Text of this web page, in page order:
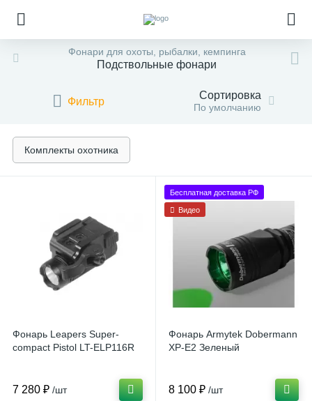
Фонари для охоты, рыбалки, кемпинга
Подствольные фонари
Фильтр Сортировка
По умолчанию
Комплекты охотника
Фонарь Leapers Super-
compact Pistol LT-ELP116R
7 280 ₽ /шт
Бесплатная доставка РФ
Видео
Фонарь Armytek Dobermann
XP-E2 Зеленый
8 100 ₽ /шт